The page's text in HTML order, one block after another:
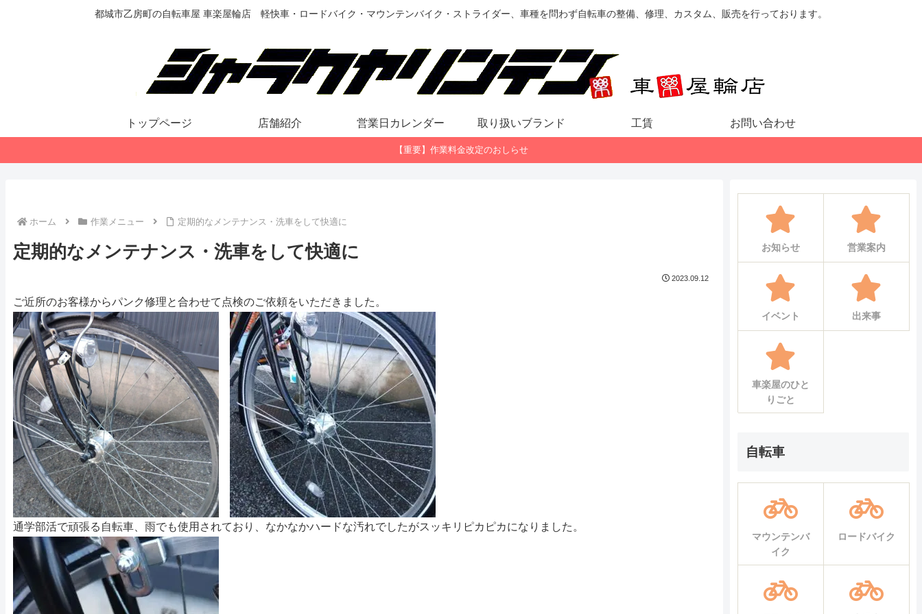
都城市乙房町の自転車屋 車楽屋輪店 軽快車・ロードバイク・マウンテンバイク・ストライダー、車種を問わず自転車の整備、修理、カスタム、販売を行っております。
トップページ 店舗紹介 営業日カレンダー 取り扱いブランド 工賃 お問い合わせ
【重要】作業料金改定のおしらせ
ホーム 作業メニュー 定期的なメンテナンス・洗車をして快適に
定期的なメンテナンス・洗車をして快適に
2023.09.12
ご近所のお客様からパンク修理と合わせて点検のご依頼をいただきました。
通学部活で頑張る自転車、雨でも使用されており、なかなかハードな汚れでしたがスッキリピカピカになりました。
お知らせ 営業案内
イベント 出来事
車楽屋のひと
りごと
自転車
マウンテンバ
イク
ロードバイク